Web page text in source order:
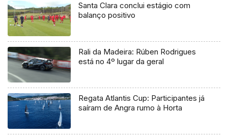
Santa Clara conclui estágio com
balanço positivo
Rali da Madeira: Rúben Rodrigues
está no 4º lugar da geral
Regata Atlantis Cup: Participantes já
saíram de Angra rumo à Horta